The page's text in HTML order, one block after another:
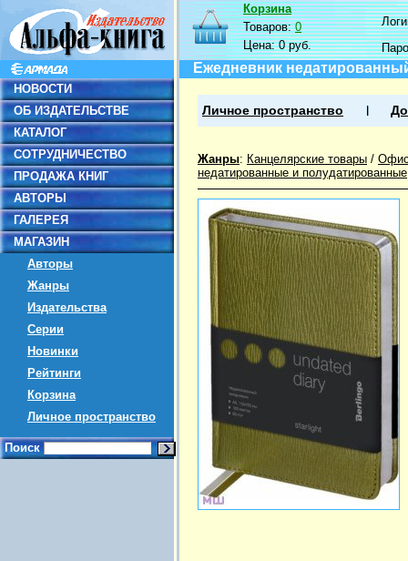
НОВОСТИ
ОБ ИЗДАТЕЛЬСТВЕ
КАТАЛОГ
СОТРУДНИЧЕСТВО
ПРОДАЖА КНИГ
АВТОРЫ
ГАЛЕРЕЯ
МАГАЗИН
Авторы
Жанры
Издательства
Серии
Новинки
Рейтинги
Корзина
Личное пространство
Поиск
Корзина
Товаров:0
Цена:0 руб.
Ежедневник
Личное пространство
Жанры: Канцелярские товары /
недатированные и полудатированные